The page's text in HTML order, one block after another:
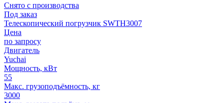
Снято с производства
Под заказ
Телескопический погрузчик SWTH3007
Цена
по запросу
Двигатель
Yuchai
Мощность, кВт
55
Макс. грузоподъёмность, кг
3000